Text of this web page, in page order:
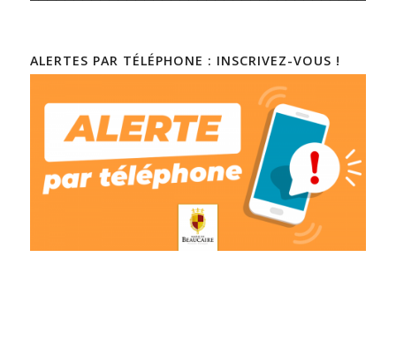
ALERTES PAR TÉLÉPHONE : INSCRIVEZ-VOUS !